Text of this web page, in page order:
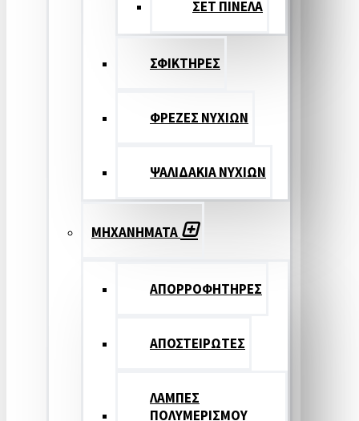
ΣΕΤ ΠΙΝΕΛA
ΣΦΙΚΤΗΡΕΣ
ΦΡΕΖΕΣ ΝΥΧΙΩΝ
ΨΑΛΙΔΑΚΙΑ ΝΥΧΙΩΝ
ΜΗΧΑΝΗΜΑΤΑ
ΑΠΟΡΡΟΦΗΤΗΡΕΣ
ΑΠΟΣΤΕΙΡΩΤΕΣ
ΛΑΜΠΕΣ
ΠΟΛΥΜΕΡΙΣΜΟΥ